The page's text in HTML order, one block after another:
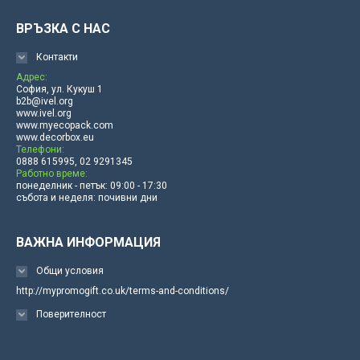
ВРЪЗКА С НАС
Контакти
Адрес:
София, ул. Кукуш 1
b2b@ivel.org
www.ivel.org
www.myecopack.com
www.decorbox.eu
Телефони:
0888 615995, 02 9291345
Работно време:
понеделник - петък: 09:00 - 17:30
събота и неделя: почивни дни
ВАЖНА ИНФОРМАЦИЯ
Общи условия
http://mypromogift.co.uk/terms-and-conditions/
Поверителност